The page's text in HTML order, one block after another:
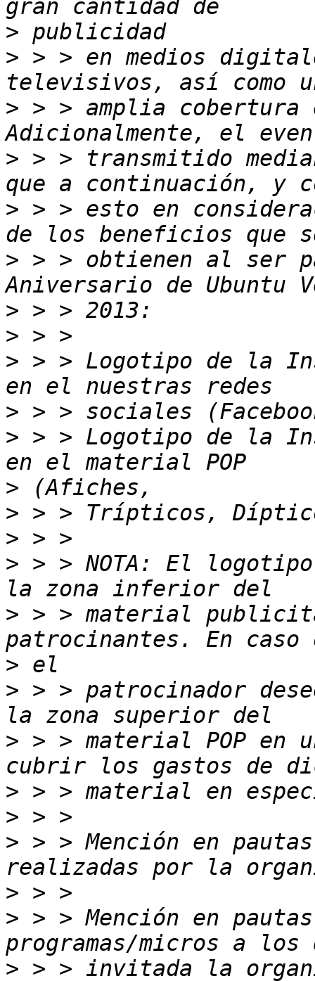
>
> > > en medios
> > > amplia
> > > transmitido
> > > esto en
> > > obtienen al ser
>
>
> > > Logotipo de la
>
> > > Logotipo de la
>
>
>
> > > NOTA: El
> > > material
>
> > > patrocinador
> > > material POP en
>
>
> > > Mención en
>
> > > Mención en
>